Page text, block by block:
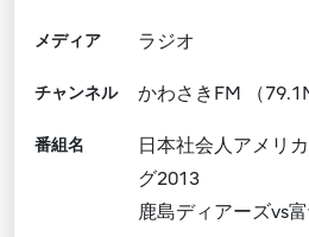
メディア ラジオ
チャンネル かわさきFM （
番組名
日本社会人アメリ
グ2013
鹿島ディアーズvs